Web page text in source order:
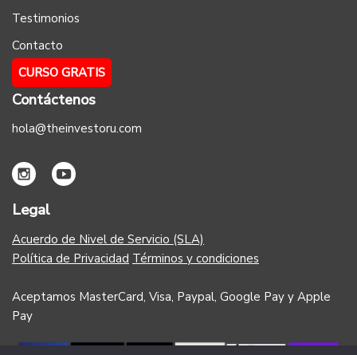
Testimonios
Contacto
CURSO GRATIS
Contáctenos
hola@theinvestoru.com
Legal
Acuerdo de Nivel de Servicio (SLA)
Política de Privacidad Términos y condiciones
Aceptamos MasterCard, Visa, Paypal, Google Pay y Apple
Pay